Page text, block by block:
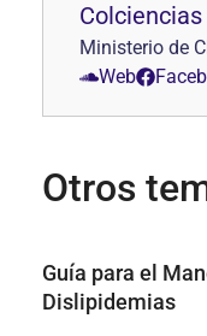
Colciencias
Ministerio de
Web
Otros
Guía para el
Dislipidemias